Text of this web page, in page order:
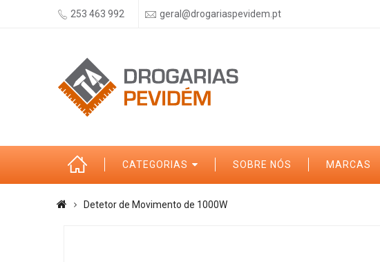
253 463 992 geral@drogariaspevidem.pt
CATEGORIAS SOBRE NÓS MARCAS
Detetor de Movimento de 1000W